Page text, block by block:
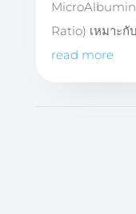
Ratio) เหมาะกับ
read more